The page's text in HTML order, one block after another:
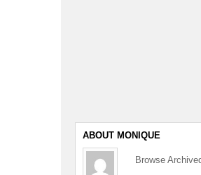
ABOUT MONIQUE
Browse